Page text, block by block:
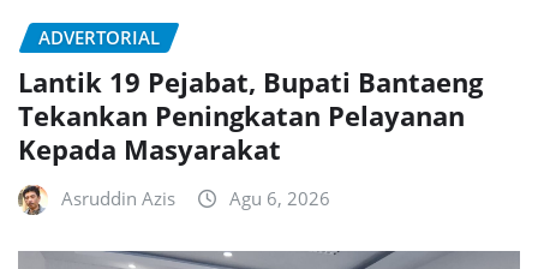
ADVERTORIAL
Lantik 19 Pejabat, Bupati Bantaeng
Tekankan Peningkatan Pelayanan
Kepada Masyarakat
Asruddin Azis Agu 6, 2026